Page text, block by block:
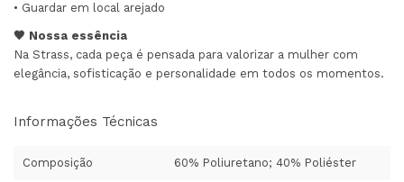
• Guardar em local arejado
🖤 Nossa essência
Na Strass, cada peça é pensada para valorizar a mulher com
elegância, sofisticação e personalidade em todos os momentos.
Informações Técnicas
Composição 60% Poliuretano; 40% Poliéster